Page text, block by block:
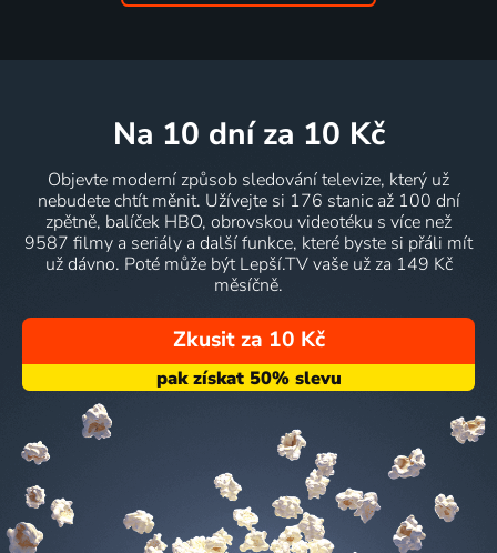
na 10 dní za 10 Kč
Objevte moderní způsob sledování televize, který už
nebudete chtít měnit. Užívejte si 176 stanic až 100 dní
zpětně, balíček HBO, obrovskou videotéku s více než
9587 filmy a seriály a další funkce, které byste si přáli mít
už dávno. Poté může být Lepší.TV vaše už za 149 Kč
měsíčně.
Zkusit za 10 Kč